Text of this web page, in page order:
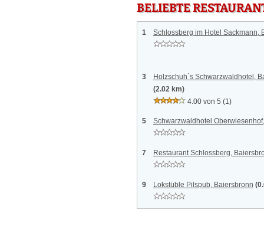
BELIEBTE
1 Schlossberg im Hotel Sackmann,
3
Holzschuh´s Schwarzwaldhotel,
(2.02 km)
4.00 von 5 (1)
5 Schwarzwaldhotel
7 Restaurant Schlossberg,
9 Lokstüble Pilspub, Baiersbronn